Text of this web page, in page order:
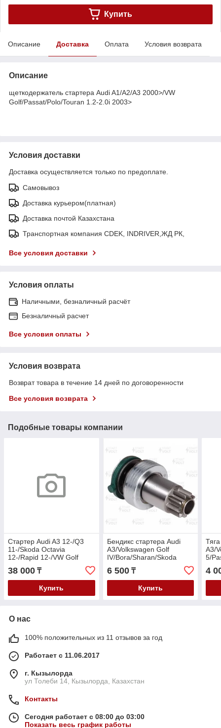
Купить
Описание Доставка Оплата Условия возврата
Описание
щеткодержатель стартера Audi A1/A2/A3 2000>/VW
Golf/Passat/Polo/Touran 1.2-2.0i 2003>
Условия доставки
Доставка осуществляется только по предоплате.
Самовывоз
Доставка курьером(платная)
Доставка почтой Казахстана
Транспортная компания CDEK, INDRIVER,ЖД РК,
Все условия доставки
Условия оплаты
Наличными, безналичный расчёт
Безналичный расчет
Все условия оплаты
Условия возврата
Возврат товара в течение 14 дней по договоренности
Все условия возврата
Подобные товары компании
Стартер Audi A3 12-/Q3
11-/Skoda Octavia
12-/Rapid 12-/VW Golf
12-/Jetta 10-/Polo 09-/ Audi
A1/ Fabia 14-18 /
38 000 ₸
Купить
Бендикс стартера Audi
A3/Volkswagen Golf
IV/Bora/Sharan/Skoda
Octavia 1.4-2.0i/T 1996>
6 500₸
Купить
A3/
5/
4
О нас
100% положительных из 11 отзывов за год
Работает с 11.06.2017
г. Кызылорда
ул Толеби 14, Кызылорда, Казахстан
Контакты
Сегодня работает с 08:00 до 03:00
Показать весь график работы